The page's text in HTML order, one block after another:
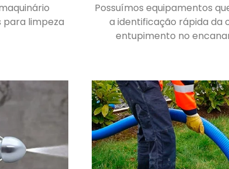
para limpeza
Possuímos equipamentos
a identificação rápida da
entupimento no